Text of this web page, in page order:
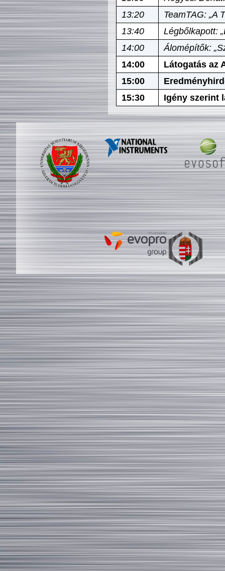
13:20
TeamTAG: „A
13:40
Légbőlkapott:
14:00
Álomépítők:
14:00
Látogatás az
15:00
15:30
Igény szerint